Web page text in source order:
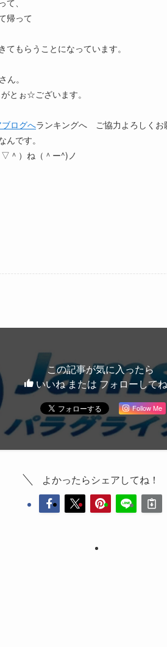
帰って
もらうことになっています。
。
とぉ☆ございます。
ランキングへ ご協力よろしくお
です。
＾）ね（＾ー^)ノ
この記事が気に入ったら
いいね または フォローして
Follow Me
よかったらシェアしてね！